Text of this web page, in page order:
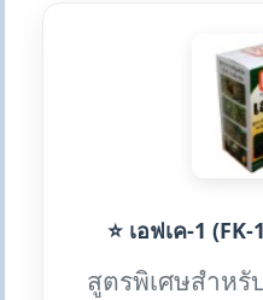
⭐ เอฟเค-1
สูตรพิเศษสำหรั